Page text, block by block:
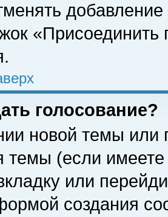
«Присоединить
голосование?
новой темы или
темы (если
или
создания